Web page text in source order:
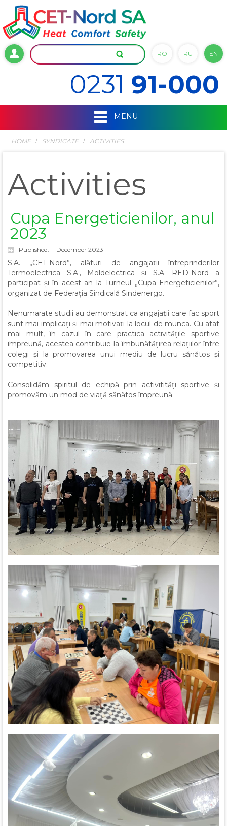
RO RU EN
0231 91-000
MENU
HOME SYNDICATE ACTIVITIES
Activities
Cupa Energeticienilor, anul
2023
Published: 11 December 2023
S.A. „CET-Nord”, alături de angajații întreprinderilor
Termoelectrica S.A., Moldelectrica și S.A. RED-Nord a
participat și în acest an la Turneul „Cupa Energeticienilor”,
organizat de Federația Sindicală Sindenergo.
Nenumarate studii au demonstrat ca angajații care fac sport
sunt mai implicați și mai motivați la locul de munca. Cu atat
mai mult, în cazul în care practica activitățile sportive
împreună, acestea contribuie la îmbunătățirea relațiilor între
colegi și la promovarea unui mediu de lucru sănătos și
competitiv.
Consolidăm spiritul de echipă prin activitități sportive și
promovăm un mod de viață sănătos împreună.